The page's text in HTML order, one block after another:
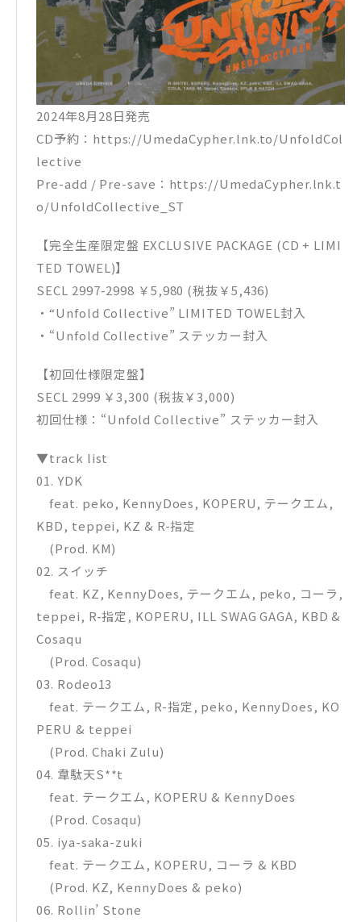
2024年8月28日発売
CD予約：https://UmedaCypher.lnk.to/UnfoldCol
lective
Pre-add / Pre-save：https://UmedaCypher.lnk.t
o/UnfoldCollective_ST
【完全生産限定盤 EXCLUSIVE PACKAGE (CD + LIMI
TED TOWEL)】
SECL 2997-2998 ￥5,980 (税抜￥5,436)
・“Unfold Collective” LIMITED TOWEL封入
・“Unfold Collective” ステッカー封入
【初回仕様限定盤】
SECL 2999 ￥3,300 (税抜￥3,000)
初回仕様：“Unfold Collective” ステッカー封入
▼track list
01. YDK
feat. peko, KennyDoes, KOPERU, テークエム,
KBD, teppei, KZ & R-指定
(Prod. KM)
02. スイッチ
feat. KZ, KennyDoes, テークエム, peko, コーラ,
teppei, R-指定, KOPERU, ILL SWAG GAGA, KBD &
Cosaqu
(Prod. Cosaqu)
03. Rodeo13
feat. テークエム, R-指定, peko, KennyDoes, KO
PERU & teppei
(Prod. Chaki Zulu)
04. 韋駄天S**t
feat. テークエム, KOPERU & KennyDoes
(Prod. Cosaqu)
05. iya-saka-zuki
feat. テークエム, KOPERU, コーラ & KBD
(Prod. KZ, KennyDoes & peko)
06. Rollin’ Stone